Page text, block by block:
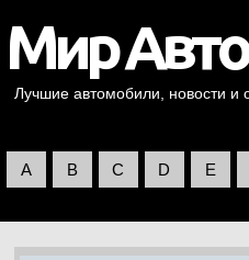
Лучшие автомобили, новости и
A B C D E